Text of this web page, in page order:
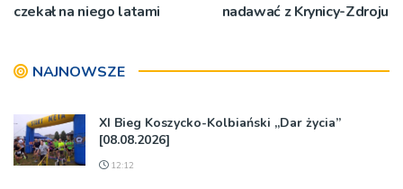
czekał na niego latami
nadawać z Krynicy-Zdroju
NAJNOWSZE
XI Bieg Koszycko-Kolbiański „Dar życia”
[08.08.2026]
12:12